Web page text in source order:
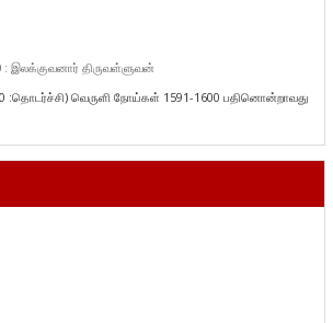
: இலக்குவனார் திருவள்ளுவன்
:தொடர்ச்சி) வெருளி நோய்கள் 1591-1600 பதினொன்றாவது